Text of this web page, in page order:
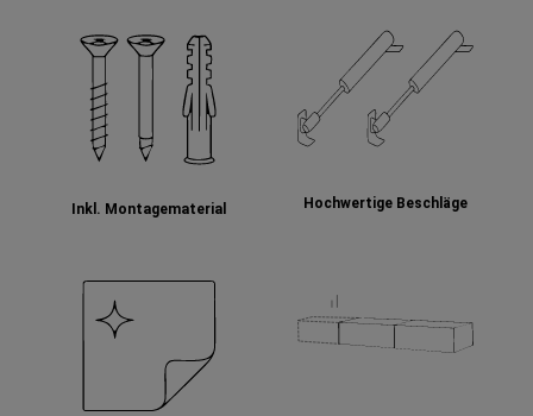
Inkl. Montagematerial Hochwertige Beschläge